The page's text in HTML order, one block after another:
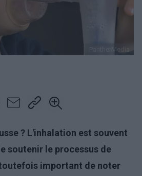
? L'inhalation est souvent
soutenir le processus de
important de noter